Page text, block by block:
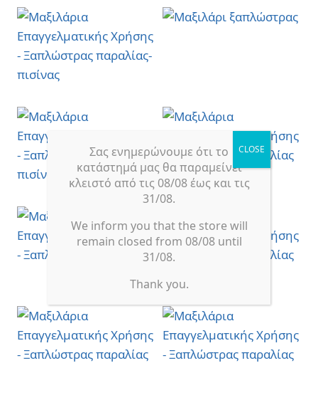
Σας ενημερώνουμε ότι το
κατάστημά μας θα παραμείνει
κλειστό από τις 08/08 έως και τις
31/08.
We inform you that the store will
remain closed from 08/08 until
31/08.
Thank you.